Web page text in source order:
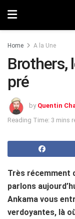
Home A la Une
Brothers,
pré
by Quentin
Reading Time: 3 mins
Très récemment
parlons
Ankama vous
verdoyantes, là